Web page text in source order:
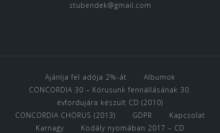
stubendek@gmail.com
Ajánlja fel adója 2%-át
Albumok
CONCORDIA 30 – Kórusunk fennállásának 30.
évfordujára készült CD (2010)
CONCORDIA CHORUS (2013)
GDPR
Kapcsolat
Karnagy
Kodály nyomában 2017 – CD